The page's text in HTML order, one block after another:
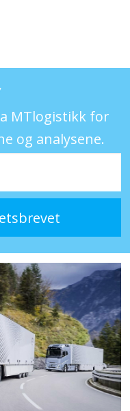
MTlogistikk for
og analysene.